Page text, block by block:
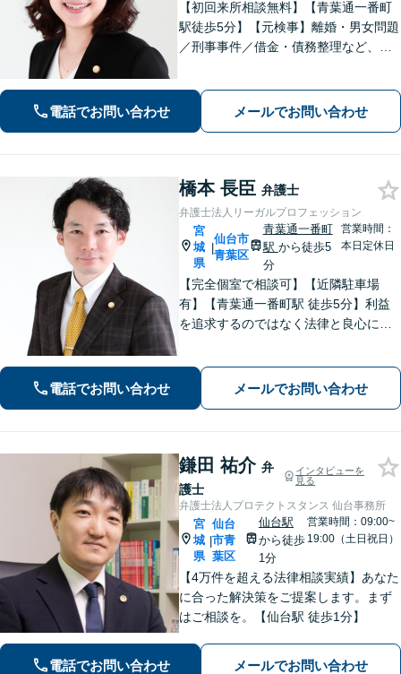
【初回来所相談無料】【青葉通一番町
駅徒歩5分】【元検事】離婚・男女問題
／刑事事件／借金・債務整理など、あ
い、最善の解決策へと導くことを最も
重視しています。お困りの方はご相談
電話でお問い合わせ メールでお問い合わせ
橋本 長臣 弁護士
弁護士法人リーガルプロフェッション
宮
城
県
|
仙台市
青葉区
青葉通一番町
駅 から徒歩5
分
営業時間：
本日定休日
【完全個室で相談可】【近隣駐車場
有】【青葉通一番町駅 徒歩5分】利益
を追求するのではなく法律と良心に従
にお聞きしご要望に沿った解決をする
ように心がけています。お気軽にご相
電話でお問い合わせ メールでお問い合わせ
鎌田 祐介 弁
護士
インタビューを
見る
弁護士法人プロテクトスタンス 仙台事務所
宮
城
県
|
仙台
市青
葉区
仙台駅
から徒歩
1分
営業時間：09:00~
19:00（土日祝日）
【4万件を超える法律相談実績】あなた
に合った解決策をご提案します。まず
はご相談を。【仙台駅 徒歩1分】
電話でお問い合わせ メールでお問い合わせ